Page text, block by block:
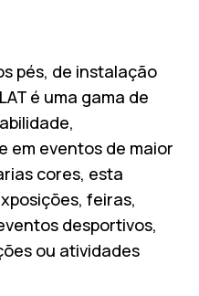
pés, de instalação
é uma gama de
em eventos de maior
cores, esta
feiras,
desportivos,
ou atividades